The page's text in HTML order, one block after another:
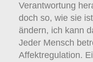
Verantwortung
doch so, wie sie
ändern, ich kann
Jeder Mensch
Affektregulation.